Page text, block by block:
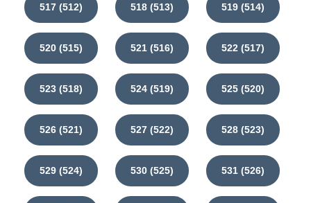
517 (512) 518 (513) 519 (514)
520 (515) 521 (516) 522 (517)
523 (518) 524 (519) 525 (520)
526 (521) 527 (522) 528 (523)
529 (524) 530 (525) 531 (526)